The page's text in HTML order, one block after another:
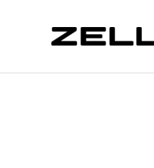
contenido